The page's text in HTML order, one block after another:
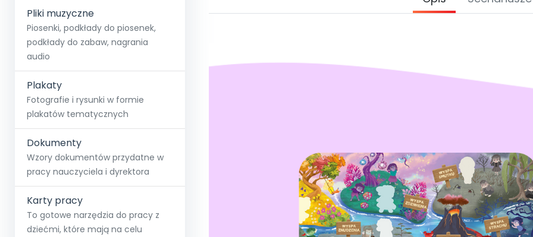
Pliki muzyczne
Piosenki, podkłady do piosenek,
podkłady do zabaw, nagrania
audio
Plakaty
Fotografie i rysunki w formie
plakatów tematycznych
Dokumenty
Wzory dokumentów przydatne w
pracy nauczyciela i dyrektora
Karty pracy
To gotowe narzędzia do pracy z
dziećmi, które mają na celu